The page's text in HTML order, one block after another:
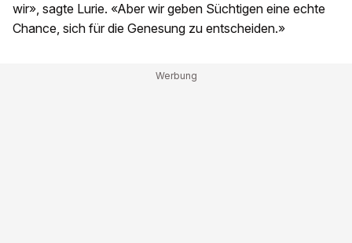
wir», sagte Lurie. «Aber wir geben Süchtigen eine echte
Chance, sich für die Genesung zu entscheiden.»